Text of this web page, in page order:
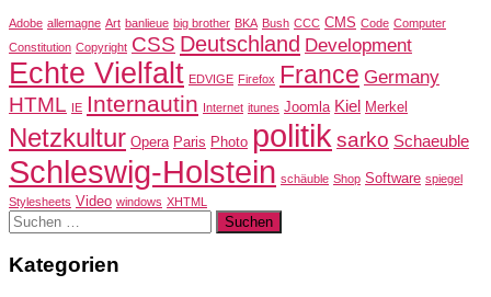
Adobe allemagne Art banlieue big brother BKA Bush CCC CMS Code Computer
Constitution Copyright CSS Deutschland Development
Echte Vielfalt EDVIGE Firefox France Germany
HTML IE Internautin Internet itunes Joomla Kiel Merkel
Netzkultur Opera Paris Photo politik sarko Schaeuble
Schleswig-Holstein schäuble Shop Software spiegel
Stylesheets Video windows XHTML
Suchen
nach:
Kategorien